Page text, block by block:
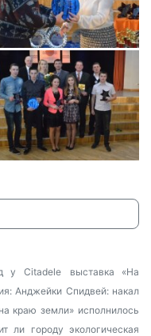
у Citadele
выставка «На
Анджейки Спидвей: накал
краю земли» исполнилось
ли городу экологическая